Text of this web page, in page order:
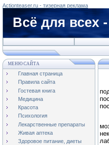
Actionteaser.ru - тизерная реклама
Всё для всех
МЕНЮ САЙТА
Главная страница
Правила сайта
Гостевая книга
Медицина
Красота
Психология
Лекарственные препараты
Живая аптека
Здоровое питание, диеты